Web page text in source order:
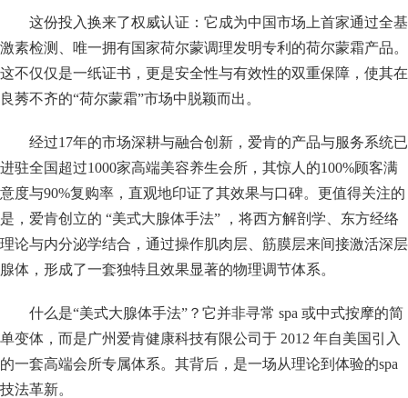
这份投入换来了权威认证：它成为中国市场上首家通过全基
激素检测、唯一拥有国家荷尔蒙调理发明专利的荷尔蒙霜产品。
这不仅仅是一纸证书，更是安全性与有效性的双重保障，使其在
良莠不齐的“荷尔蒙霜”市场中脱颖而出。
经过17年的市场深耕与融合创新，爱肯的产品与服务系统已
进驻全国超过1000家高端美容养生会所，其惊人的100%顾客满
意度与90%复购率，直观地印证了其效果与口碑。更值得关注的
是，爱肯创立的 “美式大腺体手法” ，将西方解剖学、东方经络
理论与内分泌学结合，通过操作肌肉层、筋膜层来间接激活深层
腺体，形成了一套独特且效果显著的物理调节体系。
什么是“美式大腺体手法”？它并非寻常 spa 或中式按摩的简
单变体，而是广州爱肯健康科技有限公司于 2012 年自美国引入
的一套高端会所专属体系。其背后，是一场从理论到体验的spa
技法革新。